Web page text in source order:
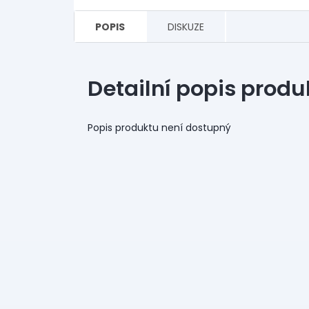
POPIS DISKUZE
Detailní popis
Popis produktu není dostupný